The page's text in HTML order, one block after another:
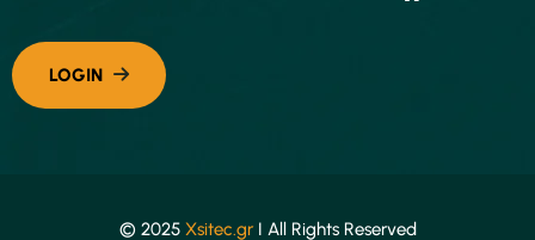
© 2025 Xsitec.gr I All Rights Reserved